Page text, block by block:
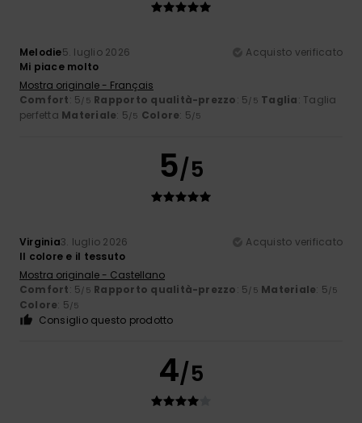
Melodie5. luglio 2026
Acquisto verificato
Mi piace molto
Mostra originale - Français
Comfort: 5/5 Rapporto qualità-prezzo: 5/5 Taglia: Taglia
perfetta Materiale: 5/5 Colore: 5/5
5/5
Virginia3. luglio 2026
Acquisto verificato
Il colore e il tessuto
Mostra originale - Castellano
Comfort: 5/5 Rapporto qualità-prezzo: 5/5 Materiale: 5/5
Colore: 5/5
Consiglio questo prodotto
4/5